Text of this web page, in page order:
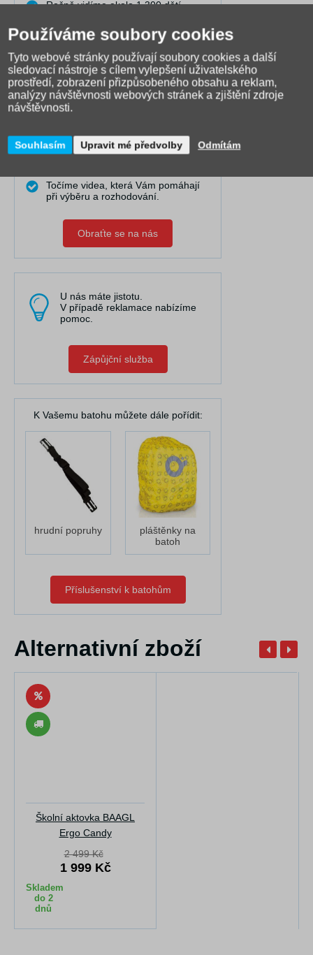
Ročně vidíme okolo 1.300 dětí
prodáváme je již 15 let.
Díky tomu VÍME, jak a komu která
taška či batoh na zádech sedí
nejlépe.
Dovedeme Vám dobře poradit i na
dálku.
Pravidelně publikujeme články do
problémy.
Máme nejširší výběr online a
Točíme videa, která Vám pomáhají
při výběru a rozhodování.
Obraťte se na nás
U nás máte jistotu.
V případě reklamace nabízíme
pomoc.
Zápůjční služba
K Vašemu batohu můžete dále pořídit:
hrudní popruhy
pláštěnky na
batoh
Příslušenství k batohům
Alternativní zboží
Školní aktovka BAAGL
Ergo Candy
2 499 Kč
1 999 Kč
Skladem
do 2
dnů
Používáme soubory cookies
Tyto webové stránky používají soubory cookies a další
sledovací nástroje s cílem vylepšení uživatelského
prostředí, zobrazení přizpůsobeného obsahu a reklam,
analýzy návštěvnosti webových stránek a zjištění zdroje
návštěvnosti.
Souhlasím Upravit mé předvolby Odmítám